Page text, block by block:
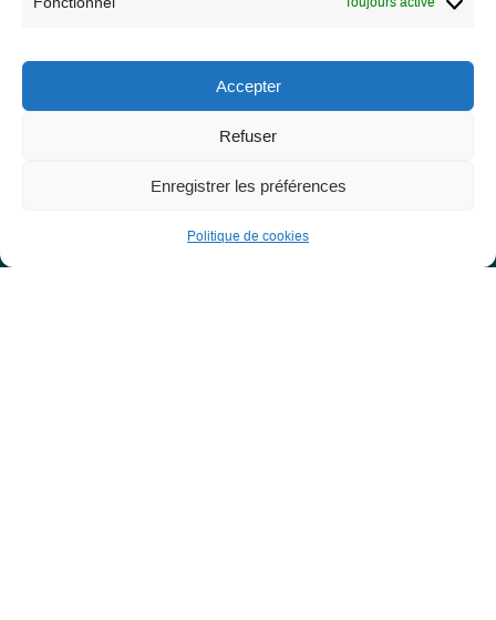
Accepter
Refuser
Enregistrer les préférences
Politique de cookies